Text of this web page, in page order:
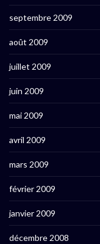
septembre 2009
août 2009
juillet 2009
juin 2009
mai 2009
avril 2009
mars 2009
février 2009
janvier 2009
décembre 2008